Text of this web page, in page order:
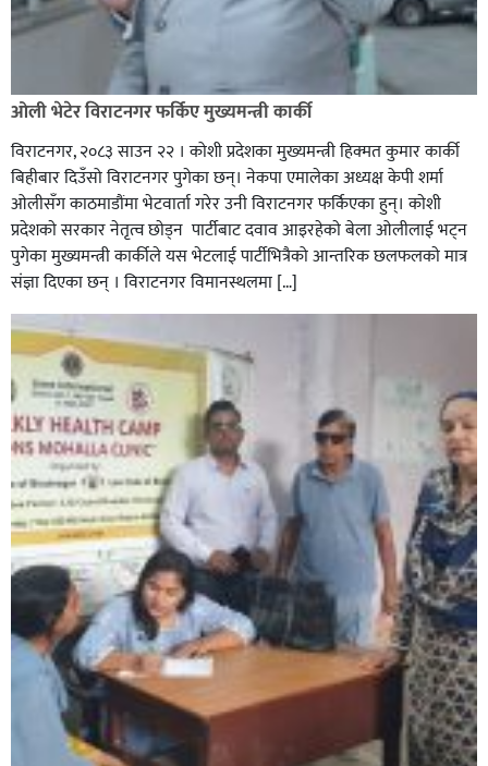
ओली भेटेर विराटनगर फर्किए मुख्यमन्त्री कार्की
विराटनगर, २०८३ साउन २२ । कोशी प्रदेशका मुख्यमन्त्री हिक्मत कुमार कार्की
बिहीबार दिउँसो विराटनगर पुगेका छन्। नेकपा एमालेका अध्यक्ष केपी शर्मा
ओलीसँग काठमाडौंमा भेटवार्ता गरेर उनी विराटनगर फर्किएका हुन्। काेशी
प्रदेशकाे सरकार नेतृत्व छाेड्न पार्टीबाट दवाव आइरहेकाे बेला ओलीलाई भट्न
पुगेका मुख्यमन्त्री कार्कीले यस भेटलाई पार्टीभित्रैको आन्तरिक छलफलकाे मात्र
संज्ञा दिएका छन् । विराटनगर विमानस्थलमा […]